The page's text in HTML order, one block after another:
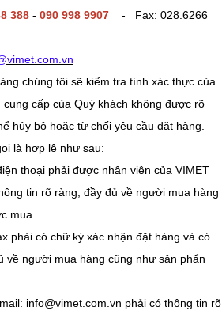
388 - 090 998 9907 - Fax: 028.6266
chúng tôi sẽ kiểm tra tính xác thực của
cấp của Quý khách không được rõ
hủy bỏ hoặc từ chối yêu cầu đặt hàng.
là hợp lệ như sau:
thoại phải được nhân viên của VIMET
tin rõ ràng, đầy đủ về người mua hàng
mua.
phải có chữ ký xác nhận đặt hàng và có
về người mua hàng cũng như sản phẩn
info@vimet.com.vn phải có thông tin rõ